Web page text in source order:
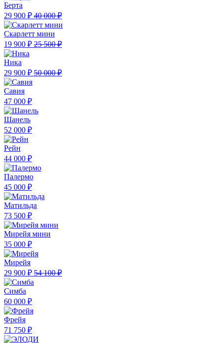
Берта
29 900 ₽ 40 000 ₽
Скарлетт мини
19 900 ₽ 25 500 ₽
Ника
29 900 ₽ 50 000 ₽
Савия
47 000 ₽
Шанель
52 000 ₽
Рейн
44 000 ₽
Палермо
45 000 ₽
Матильда
73 500 ₽
Мирейя мини
35 000 ₽
Мирейя
29 900 ₽ 54 100 ₽
Симба
60 000 ₽
Фрейя
71 750 ₽